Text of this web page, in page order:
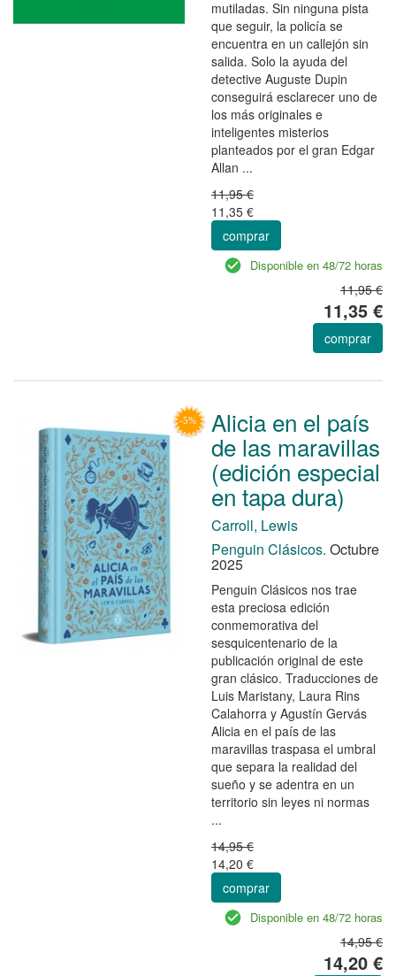
mutiladas. Sin ninguna pista
que seguir, la policía se
encuentra en un callejón sin
salida. Solo la ayuda del
detective Auguste Dupin
conseguirá esclarecer uno de
los más originales e
inteligentes misterios
planteados por el gran Edgar
Allan ...
11,95 €
11,35 €
comprar
Disponible en 48/72 horas
11,95 €
11,35 €
comprar
Alicia en el país
de las maravillas
(edición especial
en tapa dura)
Carroll, Lewis
Penguin Clásicos. Octubre
2025
Penguin Clásicos nos trae
esta preciosa edición
conmemorativa del
sesquicentenario de la
publicación original de este
gran clásico. Traducciones de
Luis Maristany, Laura Rins
Calahorra y Agustín Gervás
Alicia en el país de las
maravillas traspasa el umbral
que separa la realidad del
sueño y se adentra en un
territorio sin leyes ni normas
...
14,95 €
14,20 €
comprar
Disponible en 48/72 horas
14,95 €
14,20 €